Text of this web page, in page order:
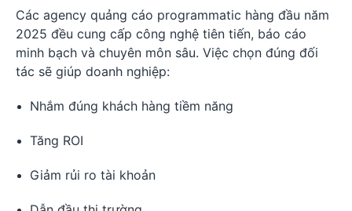
Các agency quảng cáo programmatic hàng đầu năm
2025 đều cung cấp công nghệ tiên tiến, báo cáo
minh bạch và chuyên môn sâu. Việc chọn đúng đối
tác sẽ giúp doanh nghiệp:
Nhắm đúng khách hàng tiềm năng
Tăng ROI
Giảm rủi ro tài khoản